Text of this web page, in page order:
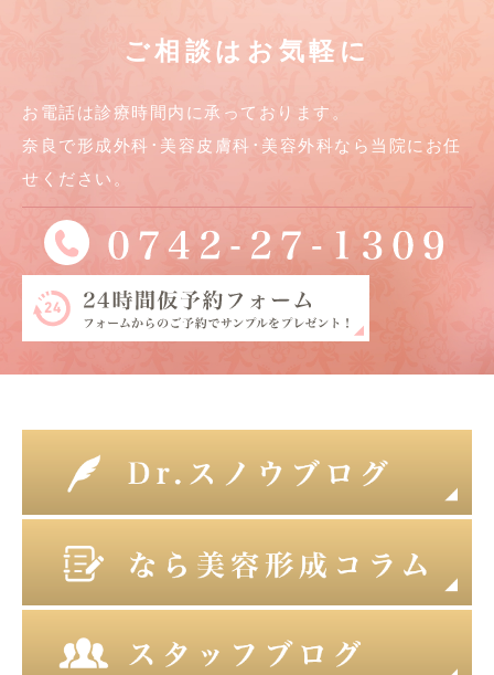
ご相談はお気軽に
お電話は診療時間内に承っております。
奈良で形成外科･美容皮膚科･美容外科なら当院にお任
せください。